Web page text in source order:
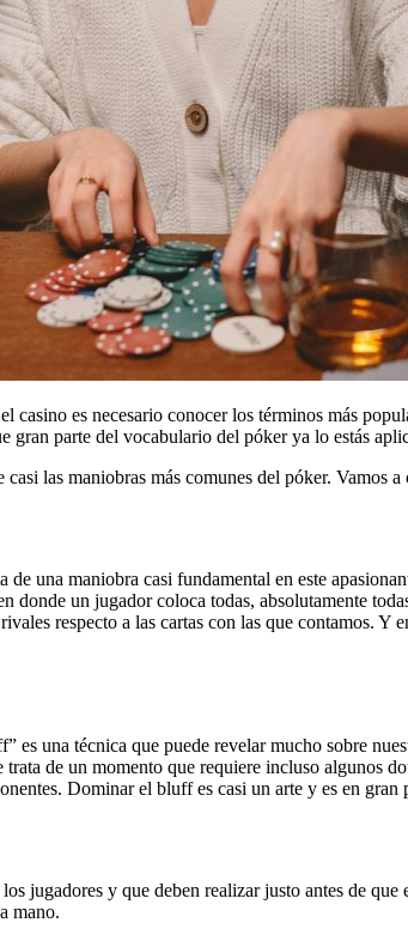
casino es necesario conocer los términos más
gran parte del vocabulario del póker ya lo estás
las maniobras más comunes del póker. Vamos a
de una maniobra casi fundamental en este
donde un jugador coloca todas, absolutamente
respecto a las cartas con las que contamos.
es una técnica que puede revelar mucho sobre
de un momento que requiere incluso algunos
Dominar el bluff es casi un arte y es en
jugadores y que deben realizar justo antes de
mano.